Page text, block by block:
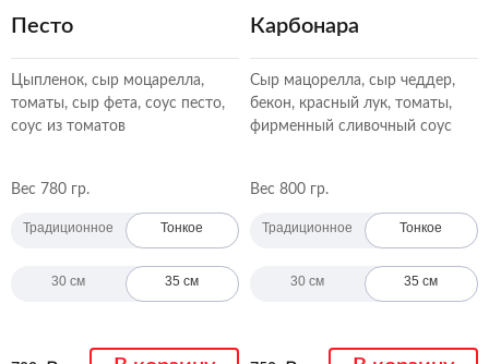
Песто
Цыпленок, сыр моцарелла,
томаты, сыр фета, соус песто,
соус из томатов
Вес 780 гр.
Традиционное Тонкое
30 см 35 см
Карбонара
Сыр мацорелла, сыр чеддер,
бекон, красный лук, томаты,
фирменный сливочный соус
Вес 800 гр.
Традиционное Тонкое
30 см 35 см